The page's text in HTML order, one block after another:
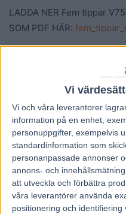
Vi
Vi och våra leverantorer
information på en enhet,
personuppgifter, exempelvis
standardinformation som
personanpassade annonser
annons- och
att utveckla och förbättra
våra leverantörer använda
positionering och
LADDA NER Fem tippar
SOM PDF HÄR:
Föregående artikel
V75 Tips + Unik
inför ÖREBRO